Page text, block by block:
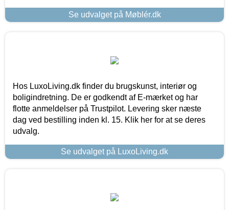
Se udvalget på Møblér.dk
Hos LuxoLiving.dk finder du brugskunst, interiør og
boligindretning. De er godkendt af E-mærket og har
flotte anmeldelser på Trustpilot. Levering sker næste
dag ved bestilling inden kl. 15. Klik her for at se deres
udvalg.
Se udvalget på LuxoLiving.dk